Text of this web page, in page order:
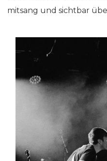
mitsang und sichtbar